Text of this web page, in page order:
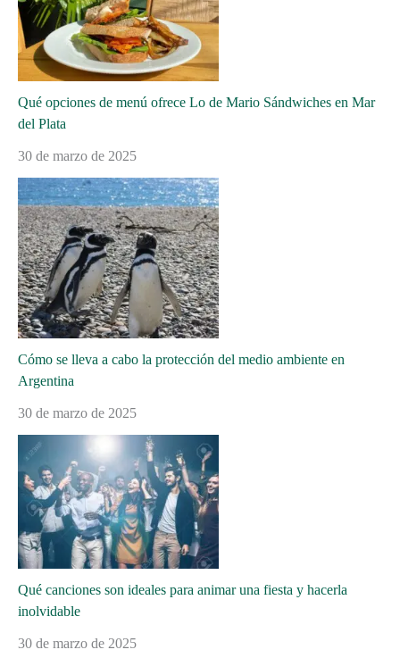
Qué opciones de menú ofrece Lo de Mario Sándwiches en Mar
del Plata
30 de marzo de 2025
Cómo se lleva a cabo la protección del medio ambiente en
Argentina
30 de marzo de 2025
Qué canciones son ideales para animar una fiesta y hacerla
inolvidable
30 de marzo de 2025